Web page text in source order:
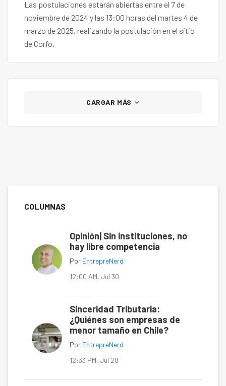
Las postulaciones estarán abiertas entre el 7 de
noviembre de 2024 y las 13:00 horas del martes 4 de
marzo de 2025, realizando la postulación en el sitio
de Corfo.
CARGAR MÁS
COLUMNAS
Opinión| Sin instituciones, no
hay libre competencia
Por EntrepreNerd
12:00 AM, Jul 30
Sinceridad Tributaria:
¿Quiénes son empresas de
menor tamaño en Chile?
Por EntrepreNerd
12:33 PM, Jul 28